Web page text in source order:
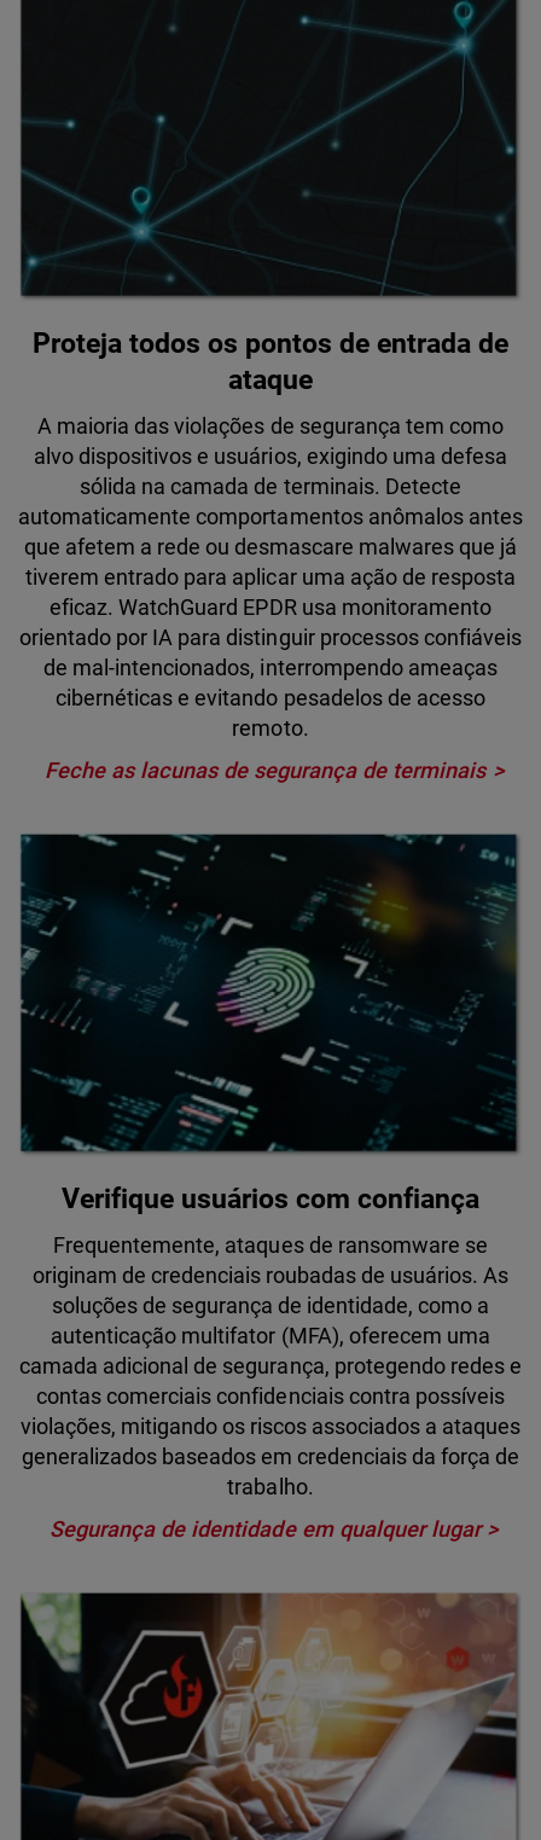
Proteja todos os pontos de entrada de
ataque
A maioria das violações de segurança tem como
alvo dispositivos e usuários, exigindo uma defesa
sólida na camada de terminais. Detecte
automaticamente comportamentos anômalos antes
que afetem a rede ou desmascare malwares que já
tiverem entrado para aplicar uma ação de resposta
eficaz. WatchGuard EPDR usa monitoramento
orientado por IA para distinguir processos confiáveis
de mal-intencionados, interrompendo ameaças
cibernéticas e evitando pesadelos de acesso
remoto.
Feche as lacunas de segurança de terminais
Verifique usuários com confiança
Frequentemente, ataques de ransomware se
originam de credenciais roubadas de usuários. As
soluções de segurança de identidade, como a
autenticação multifator (MFA), oferecem uma
camada adicional de segurança, protegendo redes e
contas comerciais confidenciais contra possíveis
violações, mitigando os riscos associados a ataques
generalizados baseados em credenciais da força de
trabalho.
Segurança de identidade em qualquer lugar